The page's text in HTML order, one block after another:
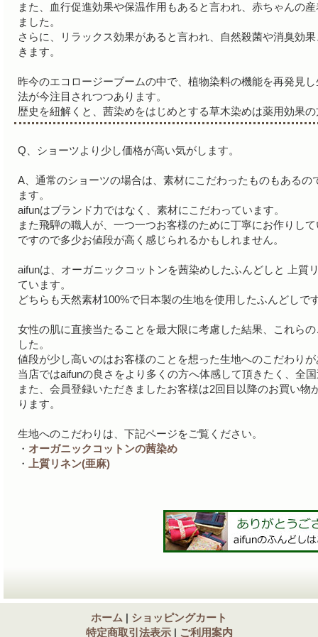
また、血行促進効果や保温作用もあると言われ、赤ちゃんの
ました。
さらに、リラックス効果があると言われ、自然殺菌や消臭効
きます。
昨今のエコロージーブームの中で、植物染料の機能を再発見
法が今注目されつつあります。
歴史を紐解くと、茜染めをはじめとする草木染めは薬用効果
Q、ショーツより少し価格が高い気がします。
A、通常のショーツの場合は、素材にこだわったものもある
ます。
aifunはブランド力ではなく、素材にこだわっています。
また飛騨の職人が、一つ一つお客様のために丁寧にお作りし
ですので多少お値段が高く感じられるかもしれません。
aifunは、オーガニックコットンを茜染めしたふんどしと 上質
ています。
どちらも天然素材100%で日本製の生地を使用したふんどしで
女性の肌に直接当たることを最大限に考慮した結果、これら
した。
値段が少し高いのはお客様のことを想った生地へのこだわり
当店ではaifunの良さをより多くの方へ体感して頂きたく、全
また、会員登録いただきましたお客様は2回目以降のお買い
ります。
生地へのこだわりは、下記ページをご覧ください。
・ オーガニックコットンの茜染め
・
上質リネン(亜麻)
ホーム | ショッピングカート
特定商取引法表示 | ご利用案内